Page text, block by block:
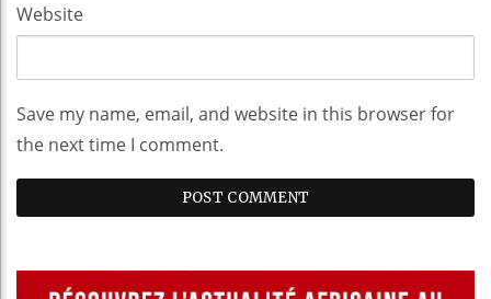
Website
Save my name, email, and website in this browser for
the next time I comment.